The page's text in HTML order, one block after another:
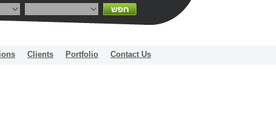
חפש
Clients Portfolio Contact Us